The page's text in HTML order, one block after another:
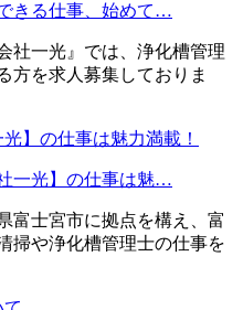
きる仕事、始めて…
社一光』では、浄化槽管理
方を求人募集しておりま
一光】の仕事は魅…
富士宮市に拠点を構え、富
掃や浄化槽管理士の仕事を